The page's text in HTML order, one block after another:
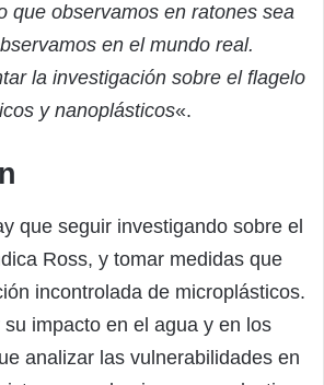
que observamos en ratones sea
en el mundo real.
la investigación sobre el flagelo
y nanoplásticos«.
que seguir investigando sobre el
Ross, y tomar medidas que
incontrolada de microplásticos.
impacto en el agua y en los
analizar las vulnerabilidades en